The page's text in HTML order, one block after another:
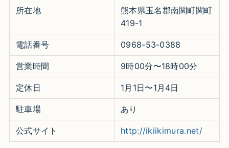
所在地
熊本県玉名郡南関町関町
419-1
電話番号 0968-53-0388
営業時間 9時00分〜18時00分
定休日 1月1日〜1月4日
駐車場 あり
公式サイト http://ikiikimura.net/